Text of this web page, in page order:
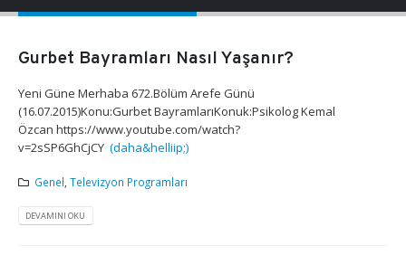
Gurbet Bayramları Nasıl Yaşanır?
Yeni Güne Merhaba 672.Bölüm Arefe Günü
(16.07.2015)Konu:Gurbet BayramlarıKonuk:Psikolog Kemal
Özcan https://www.youtube.com/watch?
v=2sSP6GhCjCY (daha&helliip;)
Genel, Televizyon Programları
DEVAMINI OKU